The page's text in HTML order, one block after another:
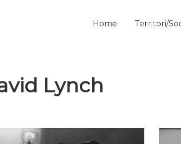
IL
Home
Territori/
Lynch